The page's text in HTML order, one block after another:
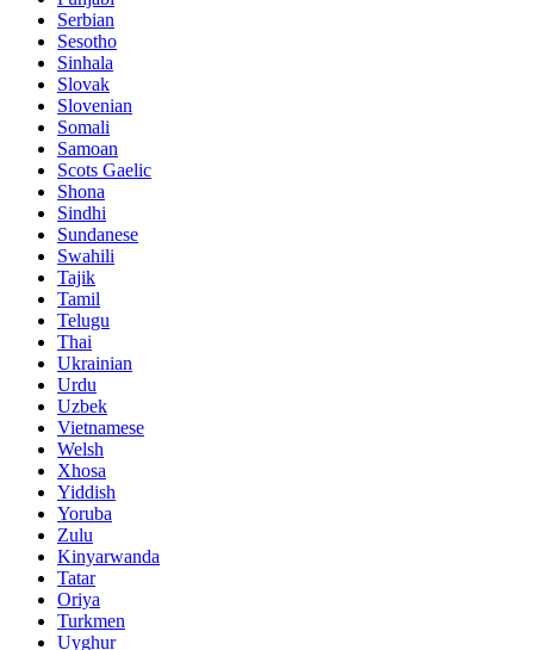
Serbian
Sesotho
Sinhala
Slovak
Slovenian
Somali
Samoan
Scots Gaelic
Shona
Sindhi
Sundanese
Swahili
Tajik
Tamil
Telugu
Thai
Ukrainian
Urdu
Uzbek
Vietnamese
Welsh
Xhosa
Yiddish
Yoruba
Zulu
Kinyarwanda
Tatar
Oriya
Turkmen
Uyghur